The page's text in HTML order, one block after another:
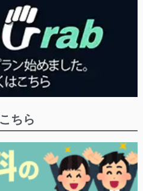
ちら